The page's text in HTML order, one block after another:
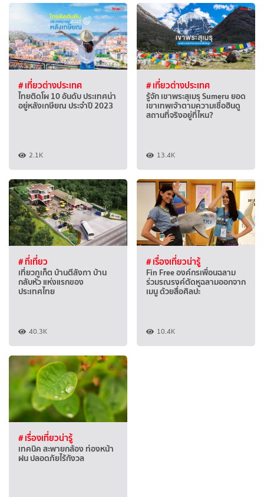
# เที่ยวต่างประเทศ
ไทยติดโผ 10 อันดับ ประเทศน่า
อยู่หลังเกษียณ ประจำปี 2023
2.1K
# เที่ยวต่างประเทศ
รู้จัก เขาพระสุเมรุ Sumeru ยอด
เขาเทพเจ้าตามความเชื่อฮินดู
สถานที่จริงอยู่ที่ไหน?
13.4K
# ที่เที่ยว
เที่ยวภูเก็ต บ้านตีลังกา บ้าน
กลับหัว แห่งแรกของ
ประเทศไทย
40.3K
# เรื่องเที่ยวน่ารู้
Fin Free องค์กรเพื่อนฉลาม
ร่วมรณรงค์ตัดหูฉลามออกจาก
เมนู ด้วยสื่่อศิลปะ
10.4K
# เรื่องเที่ยวน่ารู้
เทคนิค สะพายกล้อง ท่องหน้า
ฝน ปลอดภัยไร้กังวล